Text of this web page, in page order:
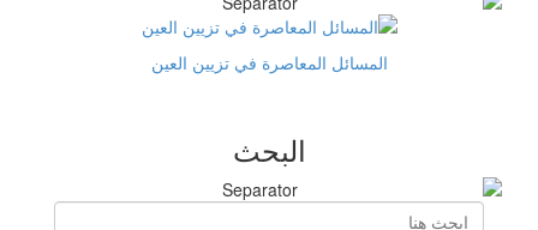
المسائل المعاصرة في تزيين العين
البحث